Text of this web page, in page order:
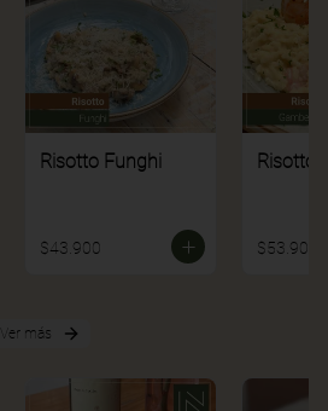
Risotto Funghi
$43.900
Risotto
$53.900
Ver más